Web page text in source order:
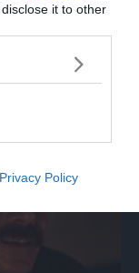
it to other
Privacy Policy
nessuna